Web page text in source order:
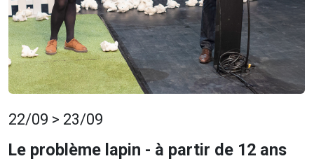
22/09 > 23/09
Le problème lapin - à partir de 12 ans